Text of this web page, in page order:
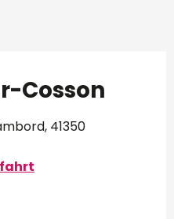
Cosson
41350